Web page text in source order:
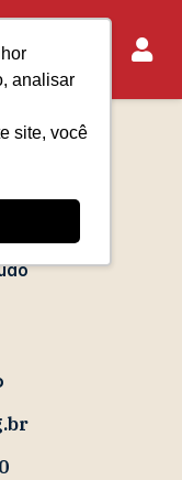
analisar
site, você